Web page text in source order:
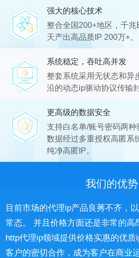
强大的核心技术
整合全国200+地区，千
天产出高品质IP 200万+。
系统稳定，吞吐高并发
整套系统采用无状态和异
沿的动态ip驱动协议传输
更高级的数据安全
支持白名单/账号密码两
数据经过多重授权高匿系
纯净高匿IP。
我们的优势
目前市场的代理ip产品良莠不齐，
常态。 并且价格方面还是非常的高
http代理ip领域提供价格实惠的优
客户的密切合作，成为客户在商业